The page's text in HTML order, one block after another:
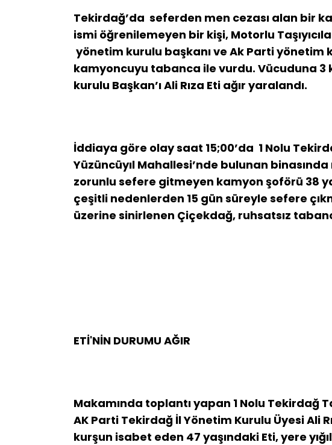
Tekirdağ’da seferden men cezası alan bir
ismi öğrenilemeyen bir kişi, Motorlu
yönetim kurulu başkanı ve Ak Parti yönetim
kamyoncuyu tabanca ile vurdu. Vücuduna
kurulu Başkan’ı Ali Rıza Eti ağır yaralandı.
İddiaya göre olay saat 15;00’da 1 Nolu
Yüzüncüyıl Mahallesi’nde bulunan
zorunlu sefere gitmeyen kamyon şoförü 38
çeşitli nedenlerden 15 gün süreyle sefere
üzerine sinirlenen Çiçekdağ, ruhsatsız
ETİ'NİN DURUMU AĞIR
Makamında toplantı yapan 1 Nolu Tekirdağ
AK Parti Tekirdağ İl Yönetim Kurulu Üyesi Ali
kurşun isabet eden 47 yaşındaki Eti, yere